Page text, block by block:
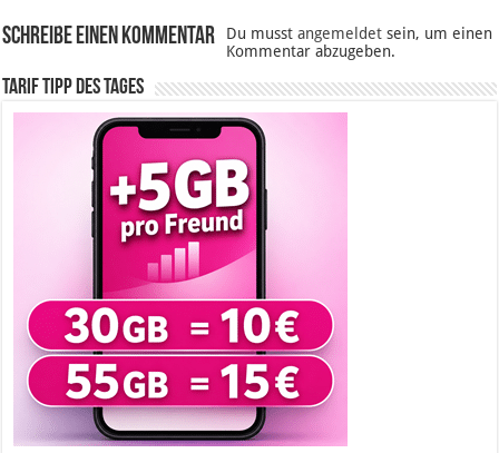
Schreibe einen Kommentar Du musstangemeldet sein, um einen
Kommentar abzugeben.
Tarif Tipp des Tages